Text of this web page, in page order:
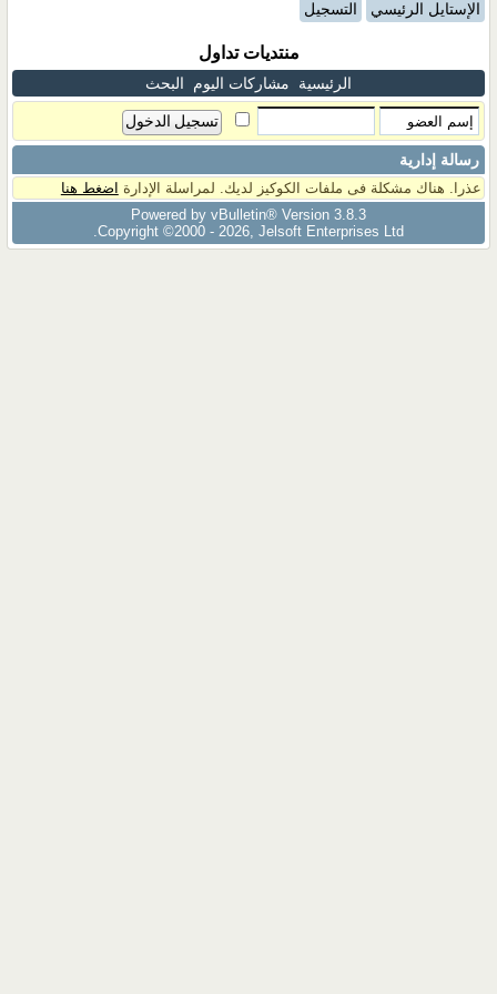
الإستايل الرئيسي التسجيل
منتديات تداول
الرئيسية مشاركات اليوم البحث
رسالة إدارية
عذرا. هناك مشكلة فى ملفات الكوكيز لديك. لمراسلة الإدارة اضغط هنا
Powered by vBulletin® Version 3.8.3
Copyright ©2000 - 2026, Jelsoft Enterprises Ltd.